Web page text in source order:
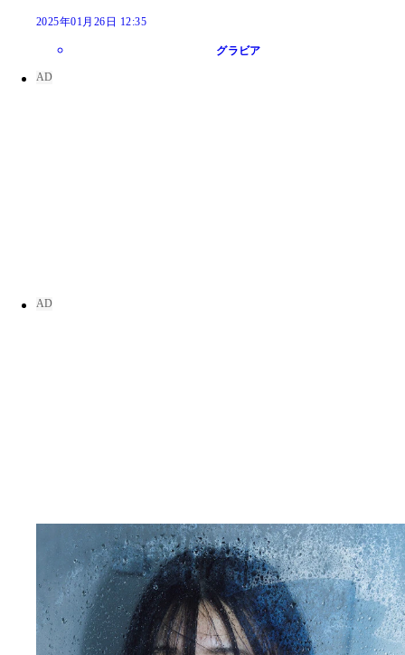
2025年01月26日 12:35
グラビア